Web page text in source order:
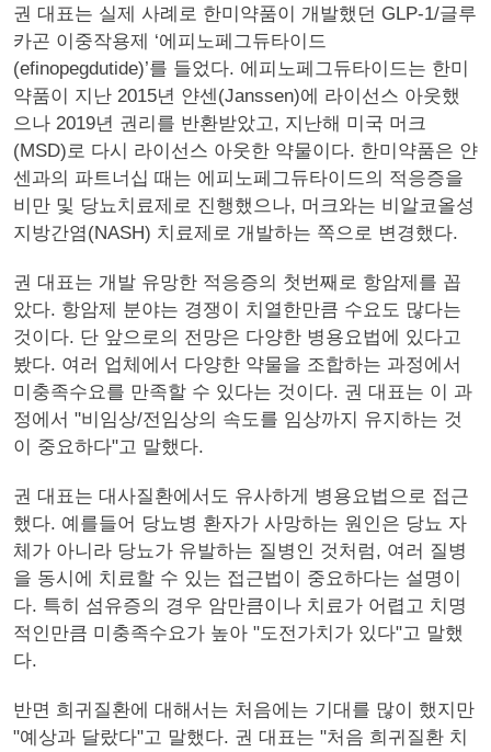
권 대표는 실제 사례로 한미약품이 개발했던 GLP-1/글루
카곤 이중작용제 ‘에피노페그듀타이드
(efinopegdutide)’를 들었다. 에피노페그듀타이드는 한미
약품이 지난 2015년 얀센(Janssen)에 라이선스 아웃했
으나 2019년 권리를 반환받았고, 지난해 미국 머크
(MSD)로 다시 라이선스 아웃한 약물이다. 한미약품은 얀
센과의 파트너십 때는 에피노페그듀타이드의 적응증을
비만 및 당뇨치료제로 진행했으나, 머크와는 비알코올성
지방간염(NASH) 치료제로 개발하는 쪽으로 변경했다.
권 대표는 개발 유망한 적응증의 첫번째로 항암제를 꼽
았다. 항암제 분야는 경쟁이 치열한만큼 수요도 많다는
것이다. 단 앞으로의 전망은 다양한 병용요법에 있다고
봤다. 여러 업체에서 다양한 약물을 조합하는 과정에서
미충족수요를 만족할 수 있다는 것이다. 권 대표는 이 과
정에서 "비임상/전임상의 속도를 임상까지 유지하는 것
이 중요하다"고 말했다.
권 대표는 대사질환에서도 유사하게 병용요법으로 접근
했다. 예를들어 당뇨병 환자가 사망하는 원인은 당뇨 자
체가 아니라 당뇨가 유발하는 질병인 것처럼, 여러 질병
을 동시에 치료할 수 있는 접근법이 중요하다는 설명이
다. 특히 섬유증의 경우 암만큼이나 치료가 어렵고 치명
적인만큼 미충족수요가 높아 "도전가치가 있다"고 말했
다.
반면 희귀질환에 대해서는 처음에는 기대를 많이 했지만
"예상과 달랐다"고 말했다. 권 대표는 "처음 희귀질환 치